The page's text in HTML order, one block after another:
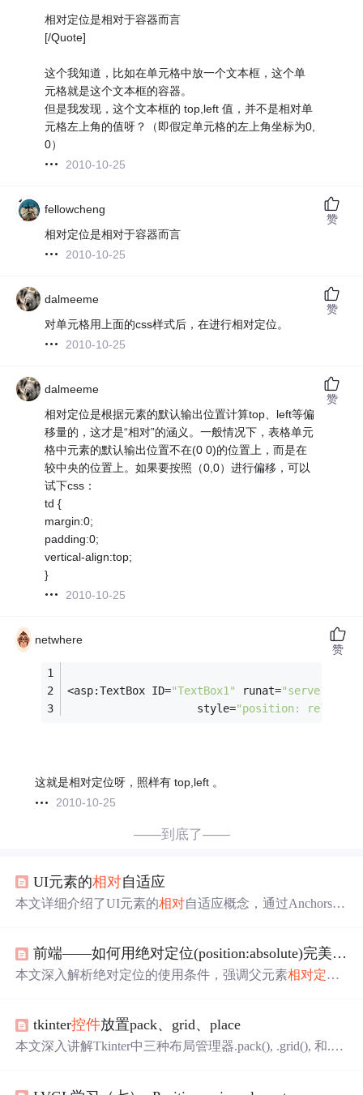
相对定位是相对于容器而言
[/Quote]
这个我知道，比如在单元格中放一个文本框，这个单
元格就是这个文本框的容器。
但是我发现，这个文本框的 top,left 值，并不是相对单
元格左上角的值呀？（即假定单元格的左上角坐标为0,
0）
2010-10-25
fellowcheng
相对定位是相对于容器而言
2010-10-25
赞
dalmeeme
对单元格用上面的css样式后，在进行相对定位。
2010-10-25
赞
dalmeeme
相对定位是根据元素的默认输出位置计算top、left等偏
移量的，这才是“相对”的涵义。一般情况下，表格单元
格中元素的默认输出位置不在(0 0)的位置上，而是在
较中央的位置上。如果要按照（0,0）进行偏移，可以
试下css：
td {
margin:0;
padding:0;
vertical-align:top;
}
2010-10-25
赞
netwhere
<asp:TextBox ID="TextBox1" runat="server"
                    style=
"position:
这就是相对定位呀，照样有 top,left 。
2010-10-25
赞
——到底了——
UI元素的相对自适应
本文详细介绍了UI元素的相对自适应概念，通过Anchors组
事项。
前端——如何用绝对定位(position:absolute)完美定位布局及其注意事项
本文深入解析绝对定位的使用条件，强调父元素相对定位
tkinter控件放置pack、grid、place
本文深入讲解Tkinter中三种布局管理器.pack(), .grid(), 和.pla